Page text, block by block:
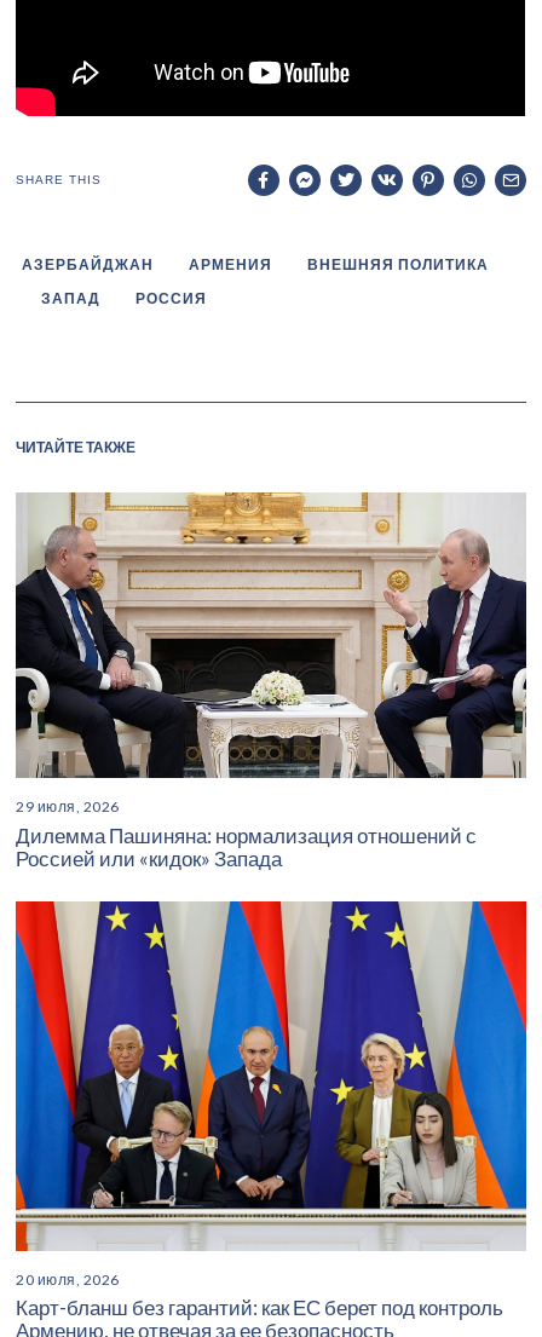
SHARE THIS
АЗЕРБАЙДЖАН АРМЕНИЯ
ВНЕШНЯЯ ПОЛИТИКА
ЗАПАД
РОССИЯ
ЧИТАЙТЕ ТАКЖЕ
29 июля, 2026
Дилемма Пашиняна: нормализация отношений с
Россией или «кидок» Запада
20 июля, 2026
Карт-бланш без гарантий: как ЕС берет под контроль
Армению, не отвечая за ее безопасность